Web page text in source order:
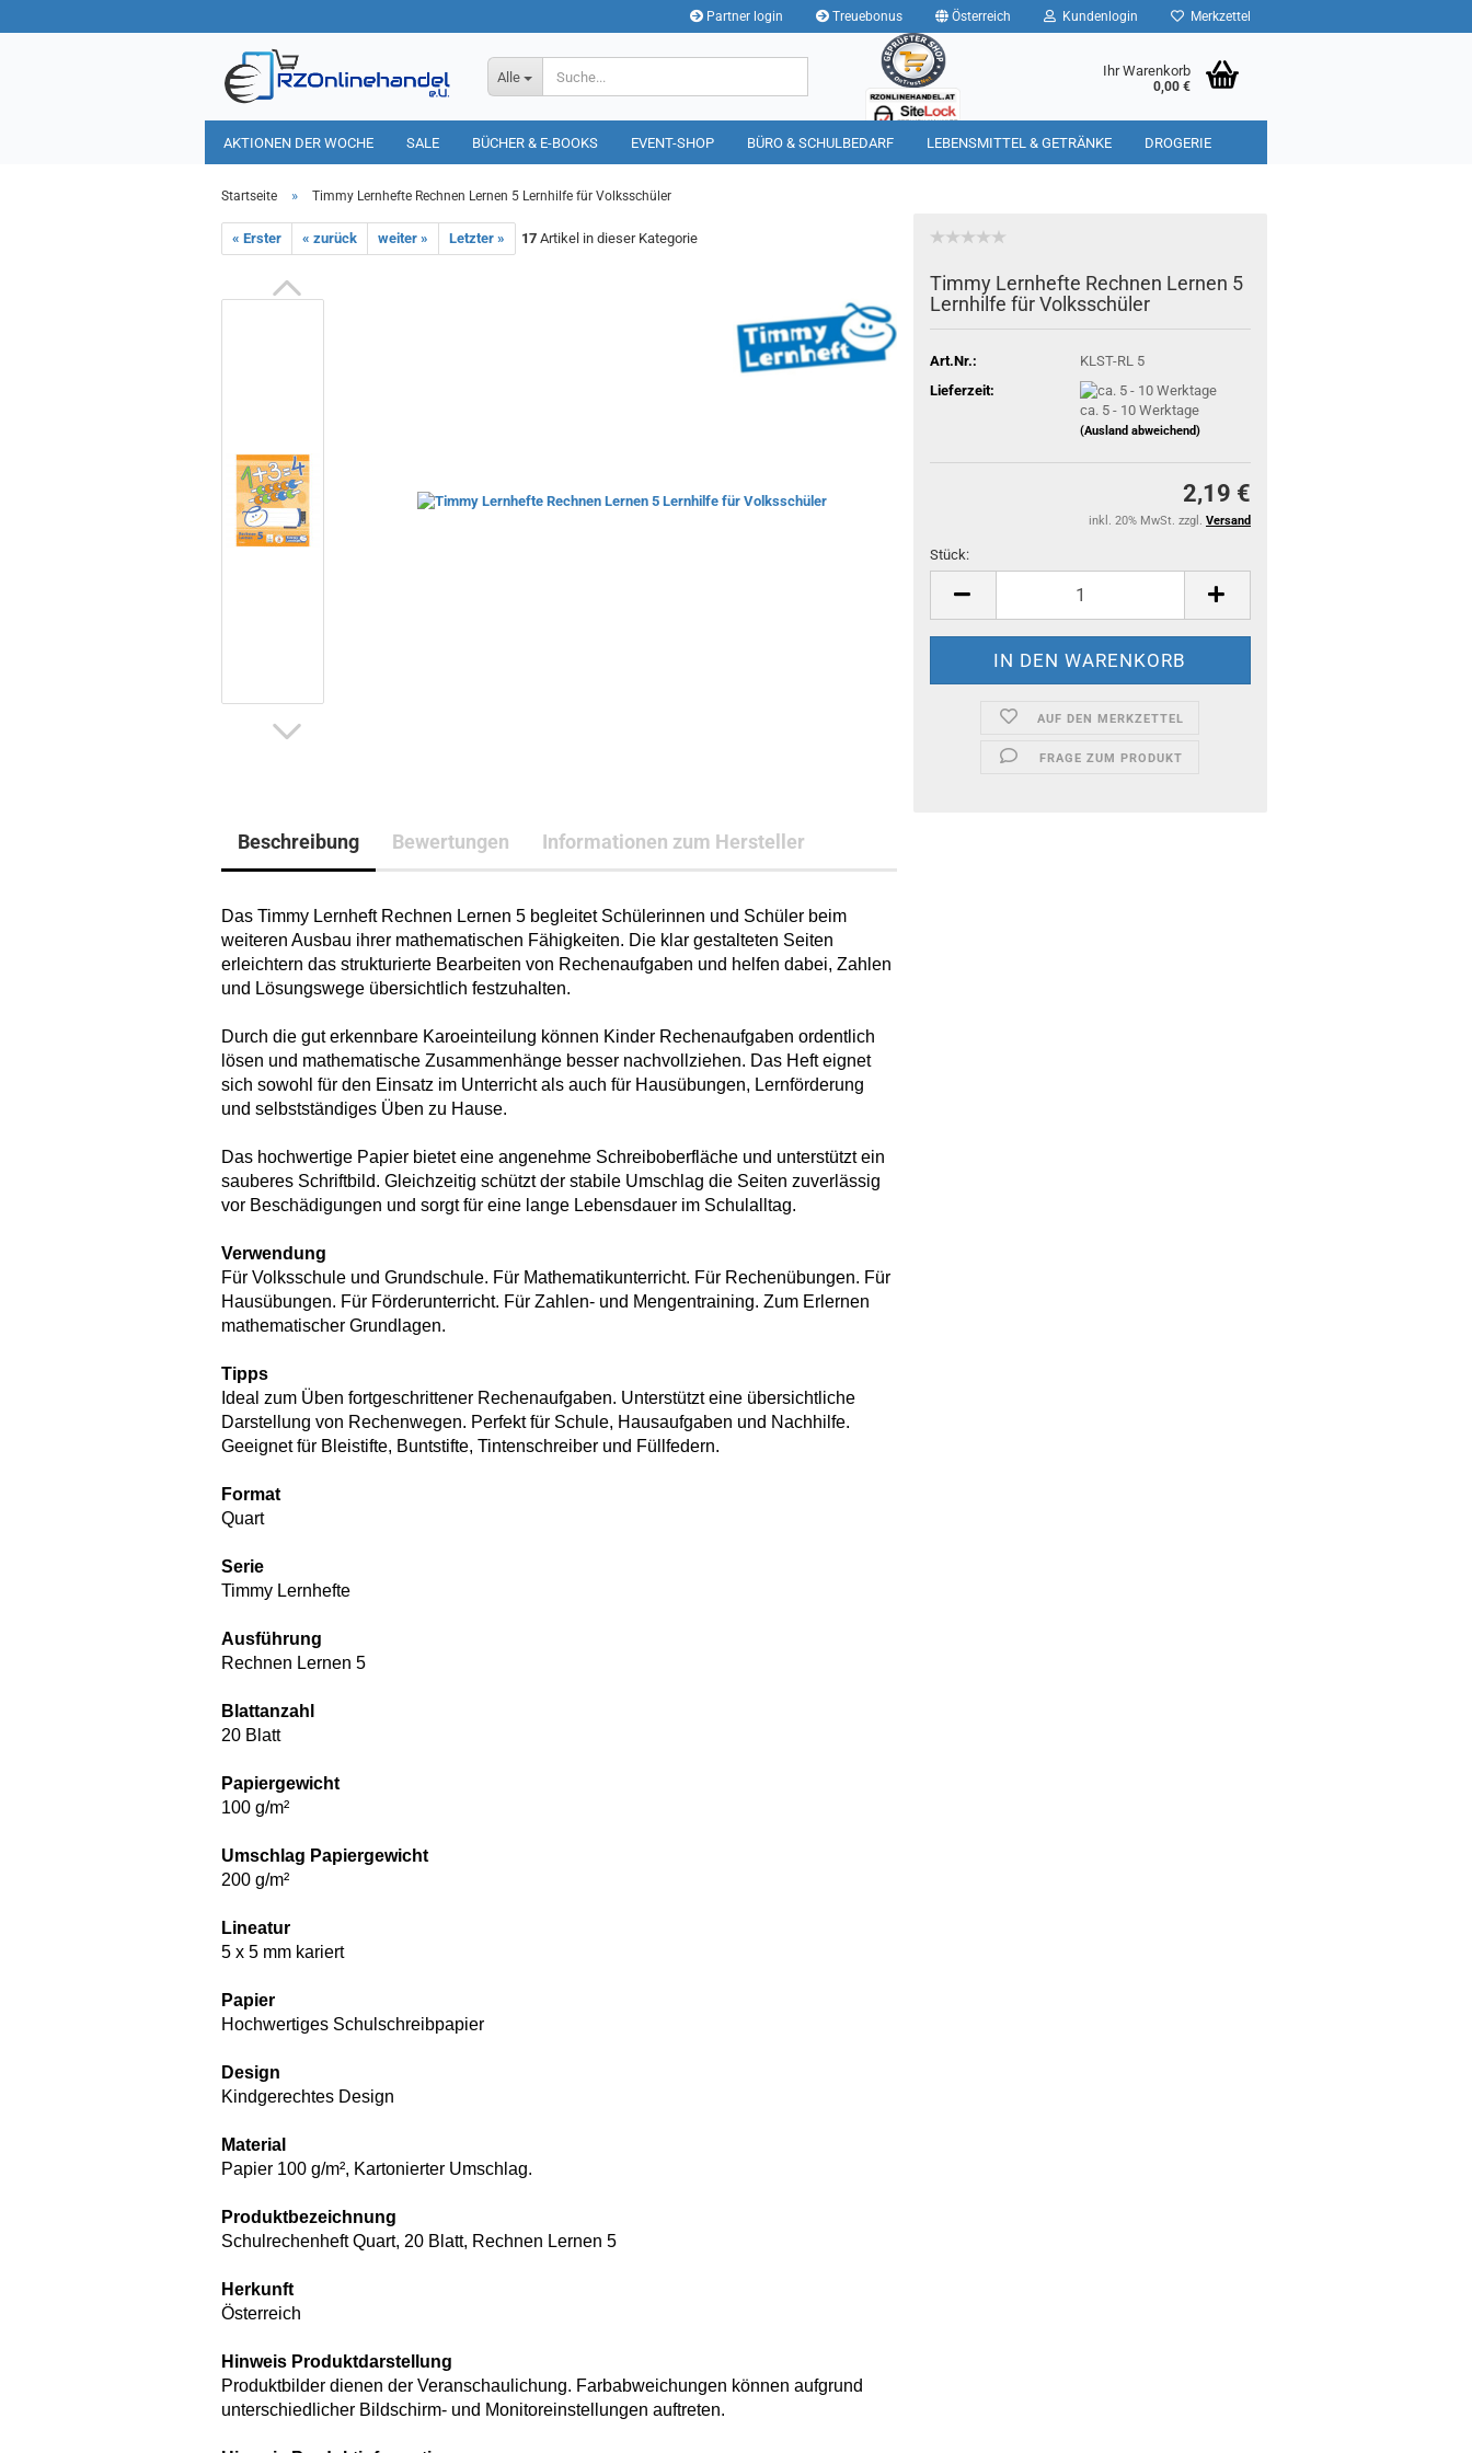
Partner login Treuebonus Österreich Kundenlogin Merkzettel
Alle Ihr Warenkorb
0,00 €
AKTIONEN DER WOCHE SALE BÜCHER & E-BOOKS EVENT-SHOP BÜRO & SCHULBEDARF LEBENSMITTEL & GETRÄNKE DROGERIE
HAUSHALT TIERBEDARF
Startseite » Timmy Lernhefte Rechnen Lernen 5 Lernhilfe für Volksschüler
« Erster « zurück weiter » Letzter » 17 Artikel in dieser Kategorie
Timmy Lernhefte Rechnen Lernen 5
Lernhilfe für Volksschüler
Art.Nr.:
KLST-RL 5
Lieferzeit:
ca. 5 - 10 Werktage
(Ausland abweichend)
2,19 €
inkl. 20% MwSt. zzgl. Versand
Stück:
Stück
AUF DEN MERKZETTEL
FRAGE ZUM PRODUKT
Beschreibung Bewertungen Informationen zum Hersteller
Das Timmy Lernheft Rechnen Lernen 5 begleitet Schülerinnen und Schüler beim
weiteren Ausbau ihrer mathematischen Fähigkeiten. Die klar gestalteten Seiten
erleichtern das strukturierte Bearbeiten von Rechenaufgaben und helfen dabei, Zahlen
und Lösungswege übersichtlich festzuhalten.
Durch die gut erkennbare Karoeinteilung können Kinder Rechenaufgaben ordentlich
lösen und mathematische Zusammenhänge besser nachvollziehen. Das Heft eignet
sich sowohl für den Einsatz im Unterricht als auch für Hausübungen, Lernförderung
und selbstständiges Üben zu Hause.
Das hochwertige Papier bietet eine angenehme Schreiboberfläche und unterstützt ein
sauberes Schriftbild. Gleichzeitig schützt der stabile Umschlag die Seiten zuverlässig
vor Beschädigungen und sorgt für eine lange Lebensdauer im Schulalltag.
Verwendung
Für Volksschule und Grundschule. Für Mathematikunterricht. Für Rechenübungen. Für
Hausübungen. Für Förderunterricht. Für Zahlen- und Mengentraining. Zum Erlernen
mathematischer Grundlagen.
Tipps
Ideal zum Üben fortgeschrittener Rechenaufgaben. Unterstützt eine übersichtliche
Darstellung von Rechenwegen. Perfekt für Schule, Hausaufgaben und Nachhilfe.
Geeignet für Bleistifte, Buntstifte, Tintenschreiber und Füllfedern.
Format
Quart
Serie
Timmy Lernhefte
Ausführung
Rechnen Lernen 5
Blattanzahl
20 Blatt
Papiergewicht
100 g/m²
Umschlag Papiergewicht
200 g/m²
Lineatur
5 x 5 mm kariert
Papier
Hochwertiges Schulschreibpapier
Design
Kindgerechtes Design
Material
Papier 100 g/m², Kartonierter Umschlag.
Produktbezeichnung
Schulrechenheft Quart, 20 Blatt, Rechnen Lernen 5
Herkunft
Österreich
Hinweis Produktdarstellung
Produktbilder dienen der Veranschaulichung. Farbabweichungen können aufgrund
unterschiedlicher Bildschirm- und Monitoreinstellungen auftreten.